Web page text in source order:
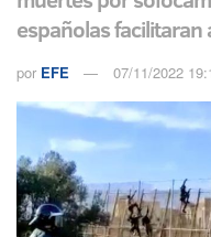
españolas facilitaran
por EFE 07/11/2022